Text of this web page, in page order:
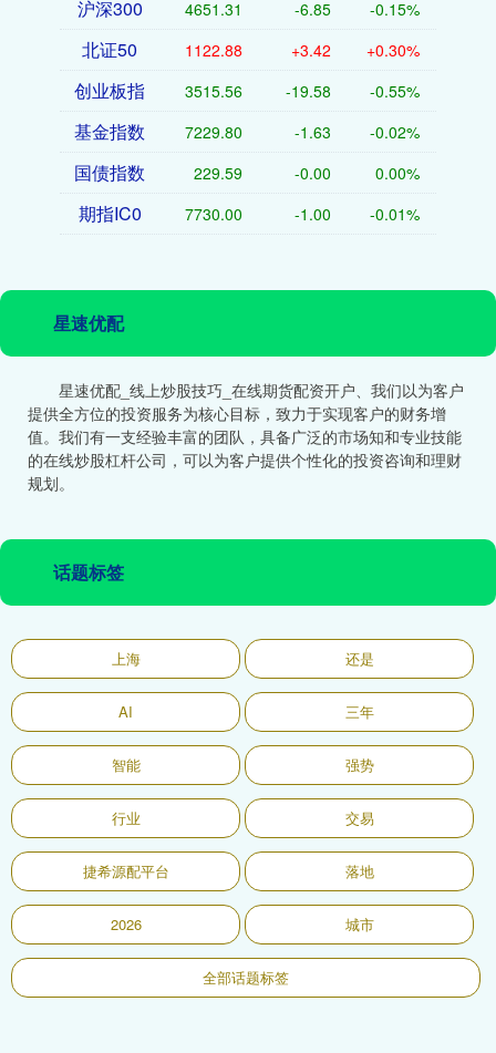
沪深300 4651.31 -6.85 -0.15%
北证50 1122.88 +3.42 +0.30%
创业板指 3515.56 -19.58 -0.55%
基金指数 7229.80 -1.63 -0.02%
国债指数 229.59 -0.00 0.00%
期指IC0 7730.00 -1.00 -0.01%
星速优配
星速优配_线上炒股技巧_在线期货配资开户、我们以为客户
提供全方位的投资服务为核心目标，致力于实现客户的财务增
值。我们有一支经验丰富的团队，具备广泛的市场知和专业技能
的在线炒股杠杆公司，可以为客户提供个性化的投资咨询和理财
规划。
话题标签
上海 还是
AI 三年
智能 强势
行业 交易
捷希源配平台 落地
2026 城市
全部话题标签